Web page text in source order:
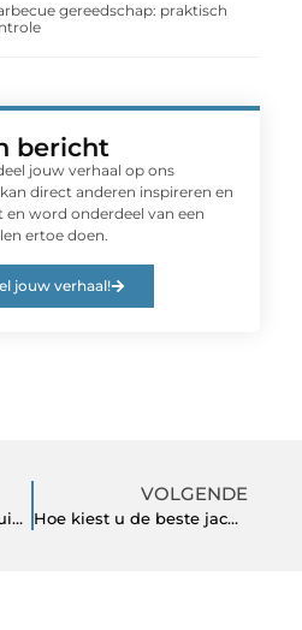
gereedschap: praktisch
bericht
jouw verhaal op ons
direct anderen inspireren en
word onderdeel van een
ertoe doen.
jouw verhaal!
De ultieme gids voor tuinmeubelen: Waar te plaatsen en waarom
VOLGENDE
Hoe kiest u de beste jacuzzi voor uw huis of tuin?